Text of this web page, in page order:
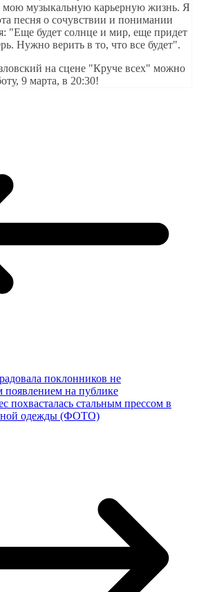
музыкальную карьерную жизнь. Я
песня о сочувствии и понимании
"Еще будет солнце и мир, еще придет
Нужно верить в то, что все будет".
на сцене "Круче всех" можно
9 марта, в 20:30!
поклонников не
на публике
похвасталась стальным прессом в
одежды (ФОТО)